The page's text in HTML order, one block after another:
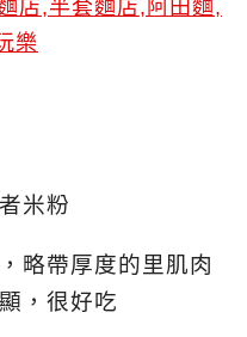
米粉
略帶厚度的里肌肉
，很好吃